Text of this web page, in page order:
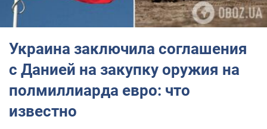
Украина заключила соглашения
с Данией на закупку оружия на
полмиллиарда евро: что
известно